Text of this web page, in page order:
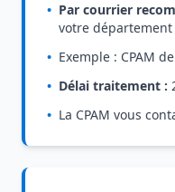
• Par courrier
votre département
• Exemple : CPAM
• Délai traitement :
• La CPAM vous